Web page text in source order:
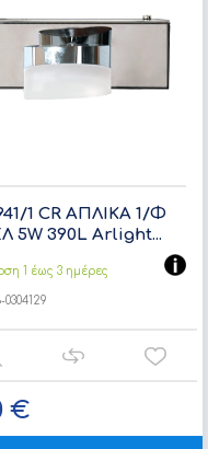
1 CR ΑΠΛΙΚΑ 1/Φ
5W 390L Arlight...
1 έως 3 ημέρες
0304129
€